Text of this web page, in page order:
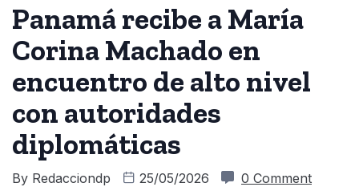
Panamá recibe a María
Corina Machado en
encuentro de alto nivel
con autoridades
diplomáticas
By Redacciondp 25/05/2026 0 Comment